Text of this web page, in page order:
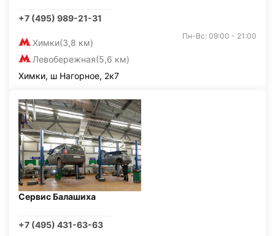
+7 (495) 989-21-31
Химки(3,8 км)
Левобережная(5,6 км)
Пн-Вс: 09:00 - 21:00
Химки, ш Нагорное, 2к7
Сервис Балашиха
+7 (495) 431-63-63